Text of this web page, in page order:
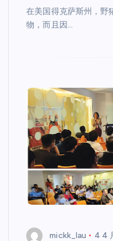
在美国得克萨斯州，野
物，而且因…
mickk_lau 4 4